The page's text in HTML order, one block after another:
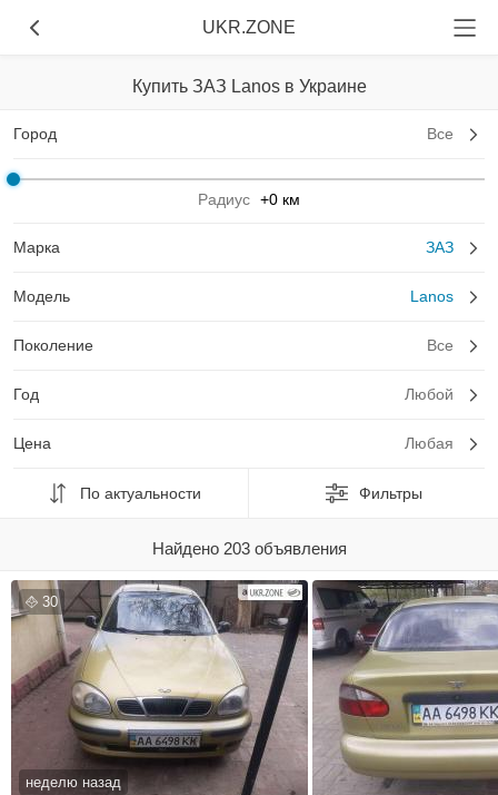
UKR.ZONE
Купить ЗАЗ Lanos в Украине
Город Все
Радиус +0 км
Марка ЗАЗ
Модель Lanos
Поколение Все
Год Любой
Цена Любая
По актуальности Фильтры
Найдено 203 объявления
30
неделю назад